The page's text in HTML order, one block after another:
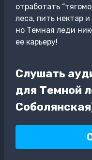
отработать
леса, пить нектар
но Темная леди
ее карьеру!
Слушать
для Темной